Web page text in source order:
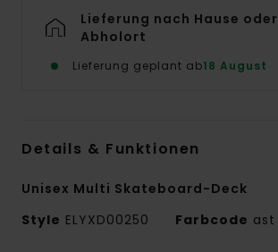
Lieferung nach Hause
Abholort
Lieferung geplant ab18 August
Details & Funktionen
Unisex Multi Skateboard-Deck
Style ELYXD00250 Farbcode ast